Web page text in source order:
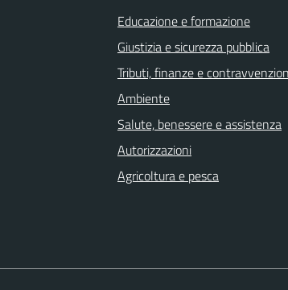
Educazione e formazione
Giustizia e sicurezza pubblica
Tributi, finanze e
Ambiente
Salute, benessere e assistenza
Autorizzazioni
Agricoltura e pesca